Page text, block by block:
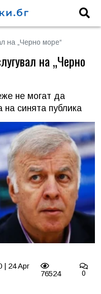
на „Черно море“
на „Черно
не могат да
синята публика
| 24 Apr
76524 0